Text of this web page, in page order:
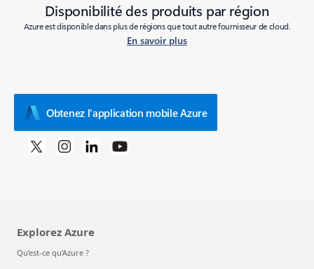
Disponibilité des produits par région
Azure est disponible dans plus de régions que tout autre fournisseur de cloud.
En savoir plus
Obtenez l'application mobile Azure
Explorez Azure
Qu’est-ce qu’Azure ?